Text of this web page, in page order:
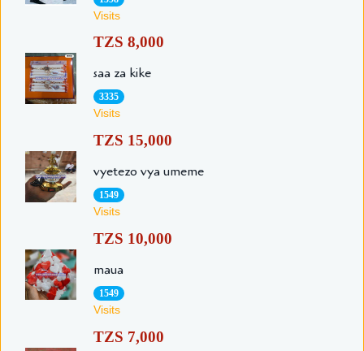
Visits
TZS 8,000
saa za kike
3335
Visits
TZS 15,000
vyetezo vya umeme
1549
Visits
TZS 10,000
maua
1549
Visits
TZS 7,000